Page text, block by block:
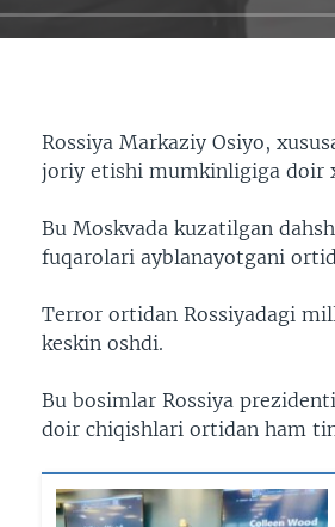
Rossiya Markaziy Osiyo,
joriy etishi mumkinligiga doir
Bu Moskvada kuzatilgan
fuqarolari ayblanayotgani
Terror ortidan Rossiyadagi
keskin oshdi.
Bu bosimlar Rossiya
doir chiqishlari ortidan ham